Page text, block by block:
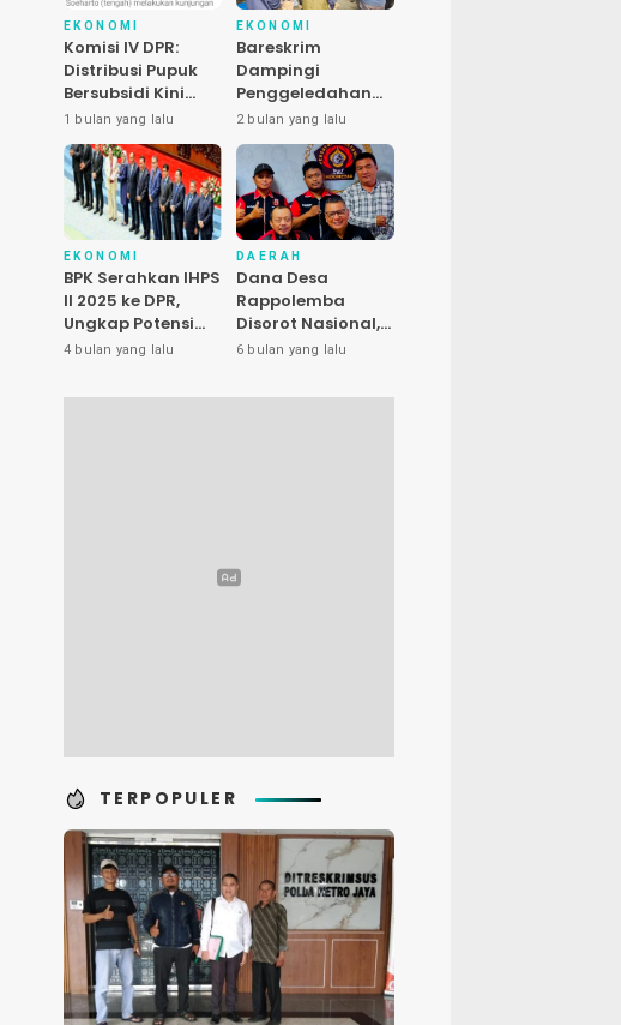
EKONOMI
Komisi IV DPR:
Distribusi Pupuk
Bersubsidi Kini
Lebih Cepat, 145
Aturan Dipangkas
1 bulan yang lalu
EKONOMI
Bareskrim
Dampingi
Penggeledahan
Kasus Satwa
Dilindungi di
Bekasi
2 bulan yang lalu
EKONOMI
BPK Serahkan IHPS
II 2025 ke DPR,
Ungkap Potensi
Penyelamatan
Puluhan Triliun
4 bulan yang lalu
DAERAH
Dana Desa
Rappolemba
Disorot Nasional,
Presiden LIRA Nilai
Abuse of Power
6 bulan yang lalu
TERPOPULER